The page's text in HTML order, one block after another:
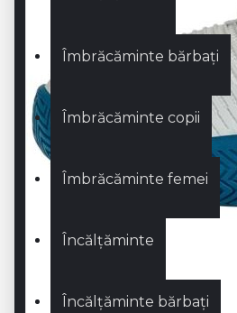
Îmbrăcăminte bărbați
Îmbrăcăminte copii
Îmbrăcăminte femei
Încălțăminte
Încălțăminte bărbați